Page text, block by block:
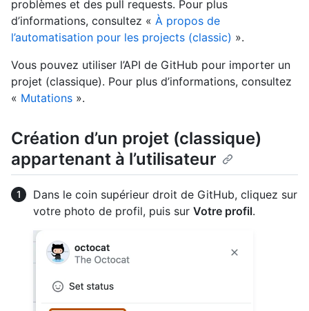
problèmes et des pull requests. Pour plus
d’informations, consultez « À propos de
l’automatisation pour les projects (classic) ».
Vous pouvez utiliser l’API de GitHub pour importer un
projet (classique). Pour plus d’informations, consultez
« Mutations ».
Création d’un projet (classique)
appartenant à l’utilisateur
Dans le coin supérieur droit de GitHub, cliquez sur
votre photo de profil, puis sur Votre profil.